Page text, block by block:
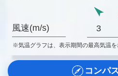
風速(m/s) 3
※気温グラフは、表示期間の最高気温を
コンパ